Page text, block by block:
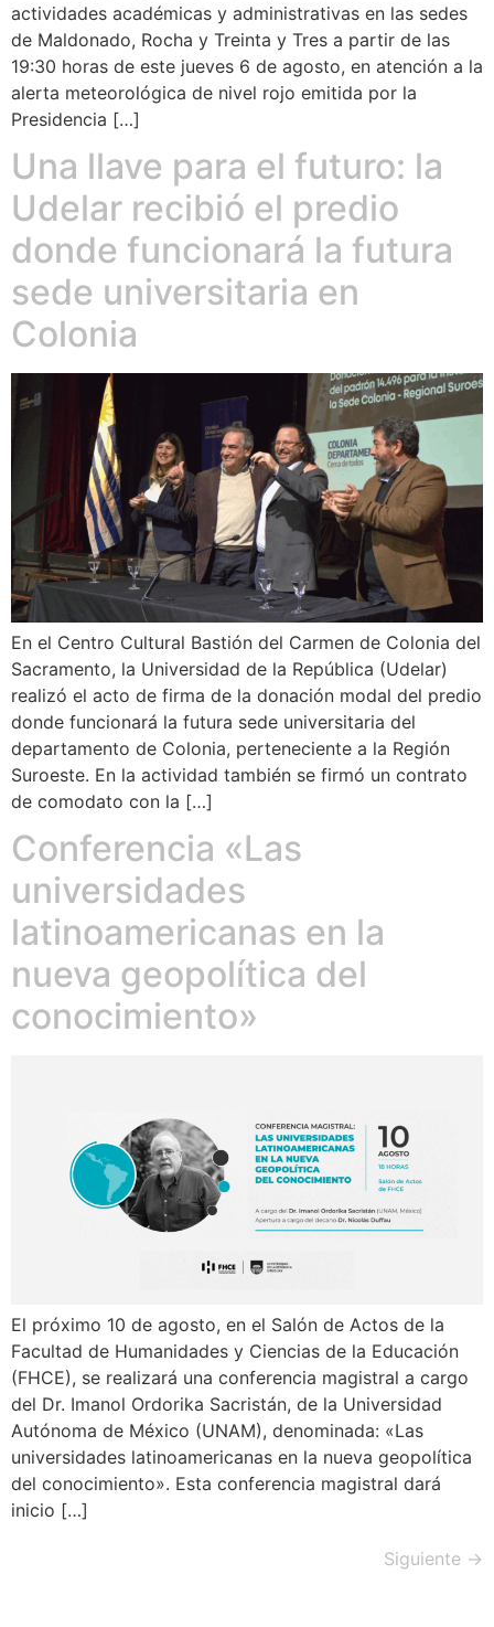
actividades académicas y administrativas en las sedes
de Maldonado, Rocha y Treinta y Tres a partir de las
19:30 horas de este jueves 6 de agosto, en atención a la
alerta meteorológica de nivel rojo emitida por la
Presidencia […]
Una llave para el futuro: la
Udelar recibió el predio
donde funcionará la futura
sede universitaria en
Colonia
En el Centro Cultural Bastión del Carmen de Colonia del
Sacramento, la Universidad de la República (Udelar)
realizó el acto de firma de la donación modal del predio
donde funcionará la futura sede universitaria del
departamento de Colonia, perteneciente a la Región
Suroeste. En la actividad también se firmó un contrato
de comodato con la […]
Conferencia «Las
universidades
latinoamericanas en la
nueva geopolítica del
conocimiento»
El próximo 10 de agosto, en el Salón de Actos de la
Facultad de Humanidades y Ciencias de la Educación
(FHCE), se realizará una conferencia magistral a cargo
del Dr. Imanol Ordorika Sacristán, de la Universidad
Autónoma de México (UNAM), denominada: «Las
universidades latinoamericanas en la nueva geopolítica
del conocimiento». Esta conferencia magistral dará
inicio […]
Siguiente →